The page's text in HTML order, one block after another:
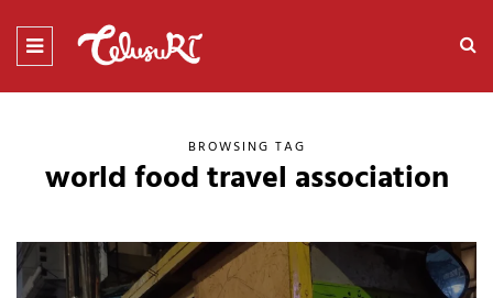
BROWSING TAG
world food travel association